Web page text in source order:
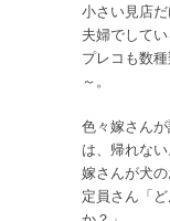
小さい見店
夫婦でしてい
プレコも数
～。
色々嫁さん
は、帰れない
嫁さんが犬
定員さん「